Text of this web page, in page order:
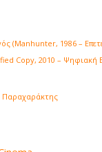
(Manhunter, 1986 –
Copy, 2010 – Ψηφιακή